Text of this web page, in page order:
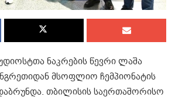
ნაკრების წევრი ლაშა
მსოფლიო ჩემპიონატის
თბილისის საერთაშორისო